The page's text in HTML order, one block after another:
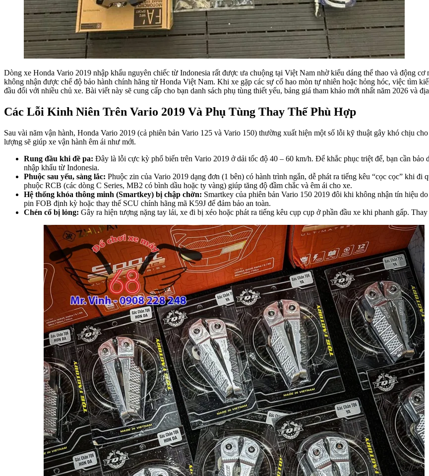
Dòng xe Honda Vario 2019 nhập khẩu nguyên chiếc từ Indonesia rất được ưa chuộng tại Việt Nam nhờ kiểu dáng thể thao và động
không nhận được chế độ bảo hành chính hãng từ Honda Việt Nam. Khi xe gặp các sự cố hao mòn tự nhiên hoặc hỏng hóc, việc tìm
đầu đối với nhiều chủ xe. Bài viết này sẽ cung cấp cho bạn danh sách phụ tùng thiết yếu, bảng giá tham khảo mới nhất năm 2026 và
Các Lỗi Kinh Niên Trên Vario 2019 Và Phụ Tùng Thay Thế Phù Hợp
Sau vài năm vận hành, Honda Vario 2019 (cả phiên bản Vario 125 và Vario 150) thường xuất hiện một số lỗi kỹ thuật gây khó chịu
lượng sẽ giúp xe vận hành êm ái như mới.
Rung đầu khi đề pa: Đây là lỗi cực kỳ phổ biến trên Vario 2019 ở dải tốc độ 40 – 60 km/h. Để khắc phục triệt để, bạn cần
nhập khẩu từ Indonesia.
Phuộc sau yếu, sàng lắc: Phuộc zin của Vario 2019 dạng đơn (1 bên) có hành trình ngắn, dễ phát ra tiếng kêu “cọc cọc” khi
phuộc RCB (các dòng C Series, MB2 có bình dầu hoặc ty vàng) giúp tăng độ đầm chắc và êm ái cho xe.
Hệ thống khóa thông minh (Smartkey) bị chập chờn: Smartkey của phiên bản Vario 150 2019 đôi khi không nhận tín hiệu
pin FOB định kỳ hoặc thay thế SCU chính hãng mã K59J để đảm bảo an toàn.
Chén cổ bị lỏng: Gây ra hiện tượng nặng tay lái, xe đi bị xéo hoặc phát ra tiếng kêu cụp cụp ở phần đầu xe khi phanh gấp.